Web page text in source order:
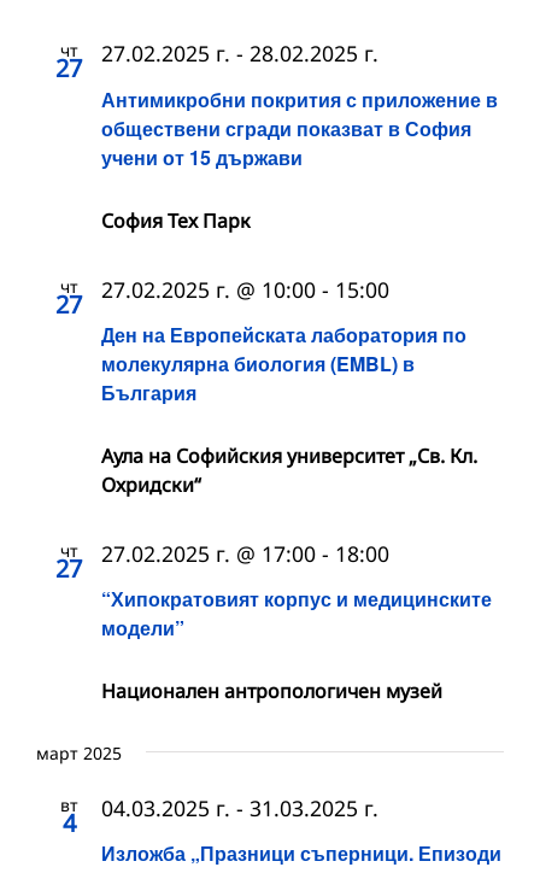
чт
27
Антимикробни покрития с приложение в
обществени сгради показват в София
учени от 15 държави
27.02.2025 г. - 28.02.2025 г.
София Тех Парк
чт
27
Ден на Европейската лаборатория по
молекулярна биология (EMBL) в
България
27.02.2025 г. @ 10:00 - 15:00
Аула на Софийския университет „Св. Кл.
Охридски“
чт
27
“Хипократовият корпус и медицинските
модели”
27.02.2025 г. @ 17:00 - 18:00
Национален антропологичен музей
март 2025
вт
4
Изложба „Празници съперници. Епизоди
04.03.2025 г. - 31.03.2025 г.